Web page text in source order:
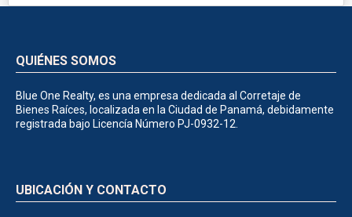
QUIÉNES SOMOS
Blue One Realty, es una empresa dedicada al Corretaje de
Bienes Raíces, localizada en la Ciudad de Panamá, debidamente
registrada bajo Licencía Número PJ-0932-12.
UBICACIÓN Y CONTACTO